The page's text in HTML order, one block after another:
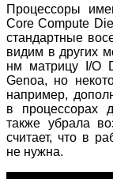
Процессоры
Core Compute
стандартные
видим в других
нм матрицу I/O
Genoa, но
например,
в процессорах
также убрала
считает, что в
не нужна.